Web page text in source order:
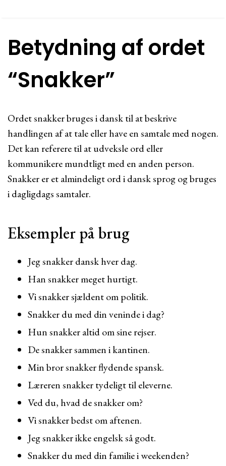
Betydning af ordet
“Snakker”
Ordet snakker bruges i dansk til at beskrive
handlingen af at tale eller have en samtale med nogen.
Det kan referere til at udveksle ord eller
kommunikere mundtligt med en anden person.
Snakker er et almindeligt ord i dansk sprog og bruges
i dagligdags samtaler.
Eksempler på brug
Jeg snakker dansk hver dag.
Han snakker meget hurtigt.
Vi snakker sjældent om politik.
Snakker du med din veninde i dag?
Hun snakker altid om sine rejser.
De snakker sammen i kantinen.
Min bror snakker flydende spansk.
Læreren snakker tydeligt til eleverne.
Ved du, hvad de snakker om?
Vi snakker bedst om aftenen.
Jeg snakker ikke engelsk så godt.
Snakker du med din familie i weekenden?